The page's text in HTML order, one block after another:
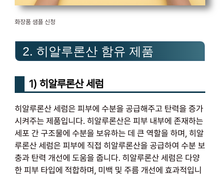
화장품 샘플 신청
2. 히알루론산 함유 제품
1) 히알루론산 세럼
히알루론산 세럼은 피부에 수분을 공급해주고 탄력을 증가
시켜주는 제품입니다. 히알루론산은 피부 내부에 존재하는
세포 간 구조물에 수분을 보유하는 데 큰 역할을 하며, 히알
루론산 세럼은 피부에 직접 히알루론산을 공급하여 수분 보
충과 탄력 개선에 도움을 줍니다. 히알루론산 세럼은 다양
한 피부 타입에 적합하며, 미백 및 주름 개선에 효과적입니